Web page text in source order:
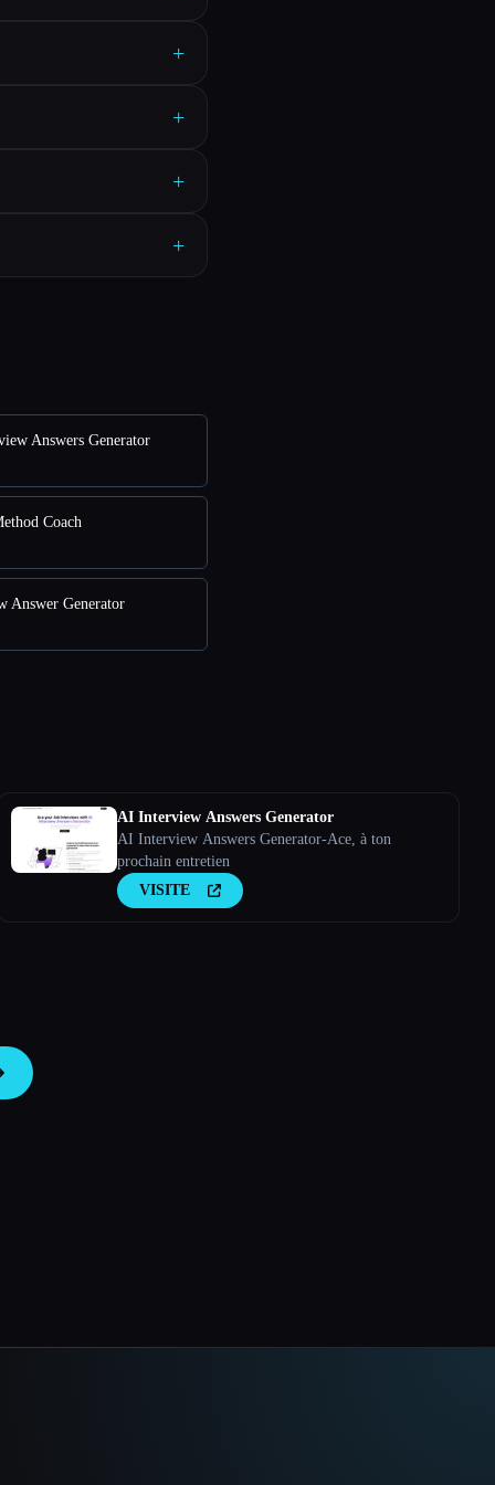
+
+
+
+
Answers Generator
Coach
Answer Generator
AI Interview Answers Generator
AI Interview Answers Generator-Ace, à ton
prochain entretien
VISITE